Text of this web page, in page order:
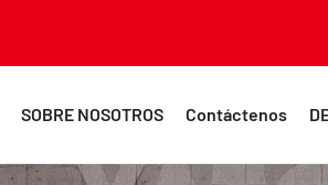
SOBRE NOSOTROS Contáctenos